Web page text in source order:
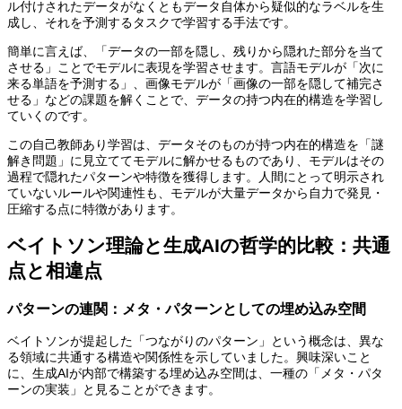
ル付けされたデータがなくともデータ自体から疑似的なラベルを生
成し、それを予測するタスクで学習する手法です。
簡単に言えば、「データの一部を隠し、残りから隠れた部分を当て
させる」ことでモデルに表現を学習させます。言語モデルが「次に
来る単語を予測する」、画像モデルが「画像の一部を隠して補完さ
せる」などの課題を解くことで、データの持つ内在的構造を学習し
ていくのです。
この自己教師あり学習は、データそのものが持つ内在的構造を「謎
解き問題」に見立ててモデルに解かせるものであり、モデルはその
過程で隠れたパターンや特徴を獲得します。人間にとって明示され
ていないルールや関連性も、モデルが大量データから自力で発見・
圧縮する点に特徴があります。
ベイトソン理論と生成AIの哲学的比較：共通
点と相違点
パターンの連関：メタ・パターンとしての埋め込み空間
ベイトソンが提起した「つながりのパターン」という概念は、異な
る領域に共通する構造や関係性を示していました。興味深いこと
に、生成AIが内部で構築する埋め込み空間は、一種の「メタ・パタ
ーンの実装」と見ることができます。